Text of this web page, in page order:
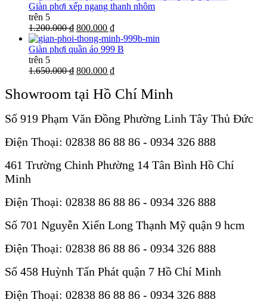
Giàn phơi xếp ngang thanh nhôm
trên 5
1.200.000 ₫ 800.000 ₫
Giàn phơi quần áo 999 B
trên 5
1.650.000 ₫ 800.000 ₫
Showroom tại Hồ Chí Minh
Số 919 Phạm Văn Đồng Phường Linh Tây Thủ Đức
Điện Thoại: 02838 86 88 86 - 0934 326 888
461 Trường Chinh Phường 14 Tân Bình Hồ Chí
Minh
Điện Thoại: 02838 86 88 86 - 0934 326 888
Số 701 Nguyễn Xiển Long Thạnh Mỹ quận 9 hcm
Điện Thoại: 02838 86 88 86 - 0934 326 888
Số 458 Huỳnh Tấn Phát quận 7 Hồ Chí Minh
Điện Thoại: 02838 86 88 86 - 0934 326 888